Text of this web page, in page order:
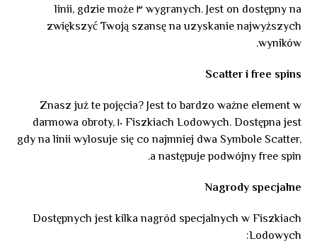
wygranych. Jest on dostępny na ٣ linii, gdzie może
zwiększyć Twoją szansę na uzyskanie najwyższych
wyników.
Scatter i free spins
Znasz już te pojęcia? Jest to bardzo ważne element w
Fiszkiach Lodowych. Dostępna jest ١٠ darmowa obroty,
gdy na linii wylosuje się co najmniej dwa Symbole Scatter,
a następuje podwójny free spin.
Nagrody specjalne
Dostępnych jest kilka nagród specjalnych w Fiszkiach
Lodowych: